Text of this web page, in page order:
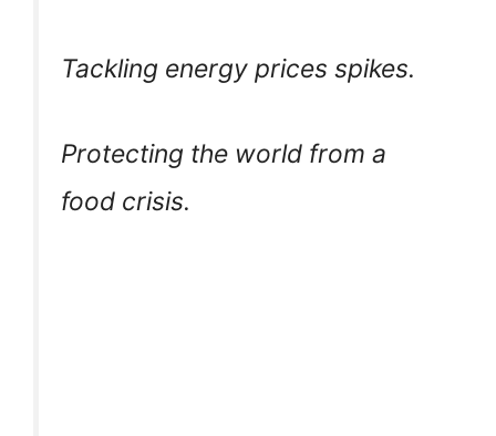
Tackling energy prices spikes.
Protecting the world from a
food crisis.